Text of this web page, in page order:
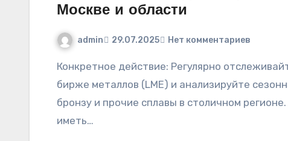
Москве и области
admin 29.07.2025 Нет комментариев
Конкретное действие: Регулярно отслеживайте биржевые котировки на Лондонской
бирже металлов (LME) и анализируйте
бронзу и прочие сплавы в столичном
иметь…